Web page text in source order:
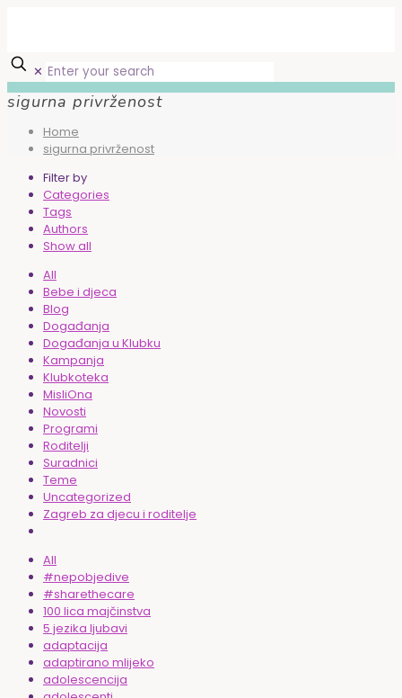
✕
sigurna privrženost
Home
sigurna privrženost
Filter by
Categories
Tags
Authors
Show all
All
Bebe i djeca
Blog
Događanja
Događanja u Klubku
Kampanja
Klubkoteka
MisliOna
Novosti
Programi
Roditelji
Suradnici
Teme
Uncategorized
Zagreb za djecu i roditelje
All
#nepobjedive
#sharethecare
100 lica majčinstva
5 jezika ljubavi
adaptacija
adaptirano mlijeko
adolescencija